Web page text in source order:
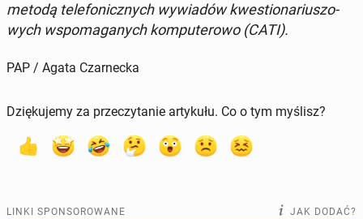
metodą te­le­fo­nicz­nych wy­wia­dów kwe­stio­na­riu­szo­
wych wspo­ma­ga­nych kom­pu­te­ro­wo (CATI).
PAP / Agata Czarnecka
Dziękujemy za przeczytanie artykułu. Co o tym myślisz?
LINKI SPONSOROWANE JAK DODAĆ?